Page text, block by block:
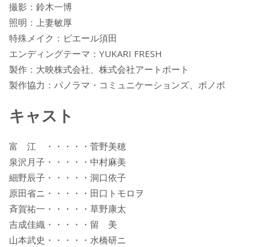
撮影：鈴木一博
照明：上妻敏厚
特殊メイク：ピエール須田
エンディングテーマ：YUKARI FRESH
製作：大映株式会社、株式会社アートポート
製作協力：パノラマ・コミュニケーションズ、ボノボ
キャスト
富 江 ・・・・・菅野美穂
泉沢月子・・・・・中村麻美
細野辰子・・・・・洞口依子
原田省ニ・・・・・田口トモロヲ
斉賀祐一・・・・・草野康太
吉成佳織・・・・・留 美
山本武史・・・・・水橋研ニ